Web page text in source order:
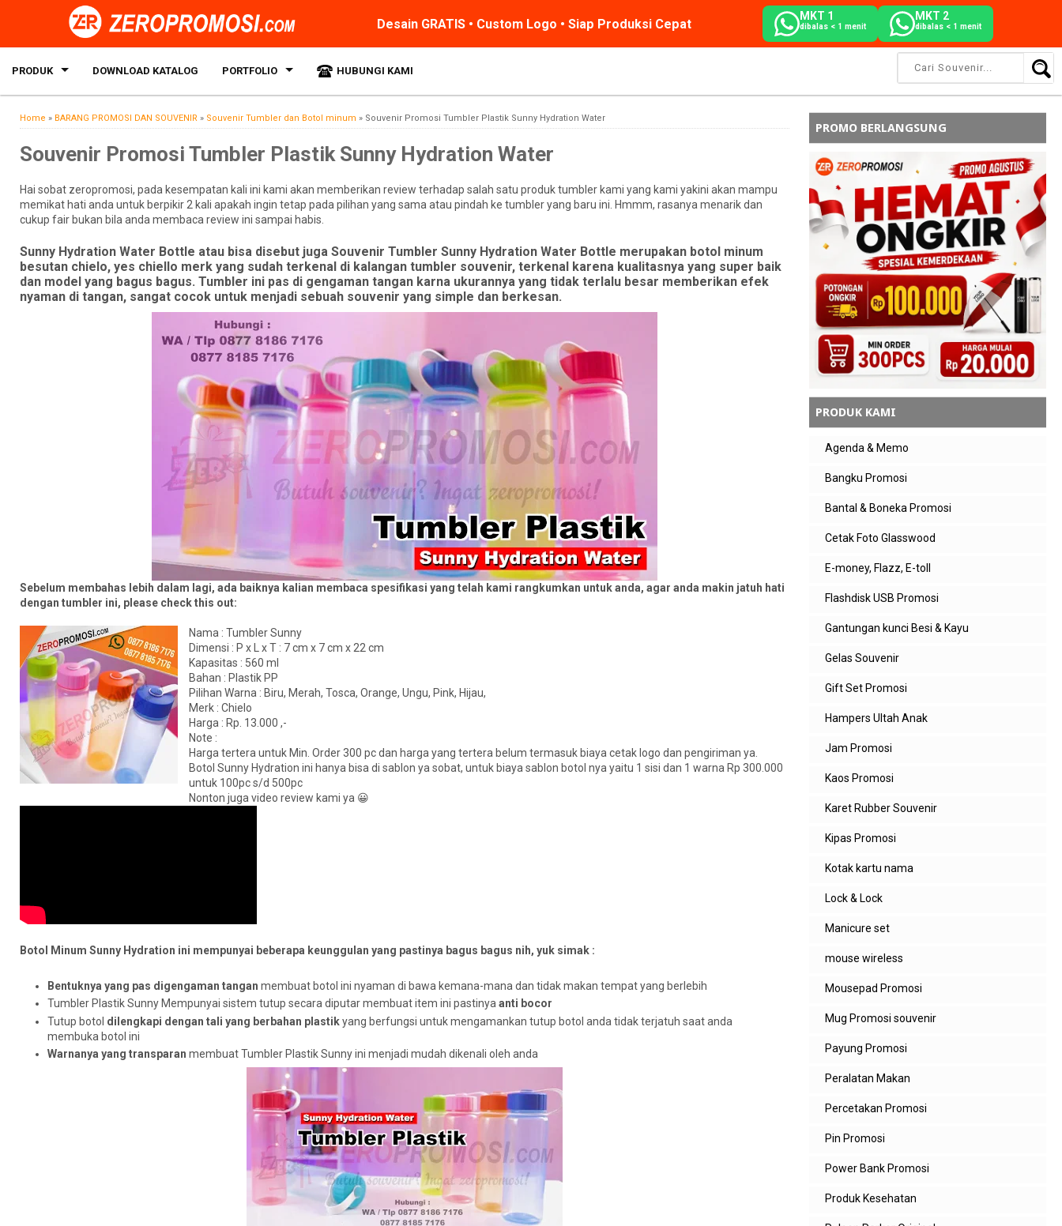
Desain GRATIS • Custom Logo • Siap Produksi Cepat
MKT 1
dibalas < 1 menit
MKT 2
dibalas < 1 menit
PRODUK DOWNLOAD KATALOG PORTFOLIO HUBUNGI KAMI
Home » BARANG PROMOSI DAN SOUVENIR » Souvenir Tumbler dan Botol minum » Souvenir Promosi Tumbler Plastik Sunny Hydration Water
Souvenir Promosi Tumbler Plastik Sunny Hydration Water
Hai sobat zeropromosi, pada kesempatan kali ini kami akan memberikan review terhadap salah satu produk tumbler kami yang kami yakini akan mampu
memikat hati anda untuk berpikir 2 kali apakah ingin tetap pada pilihan yang sama atau pindah ke tumbler yang baru ini. Hmmm, rasanya menarik dan
cukup fair bukan bila anda membaca review ini sampai habis.
Sunny Hydration Water Bottle atau bisa disebut juga Souvenir Tumbler Sunny Hydration Water Bottle merupakan botol minum
besutan chielo, yes chiello merk yang sudah terkenal di kalangan tumbler souvenir, terkenal karena kualitasnya yang super baik
dan model yang bagus bagus. Tumbler ini pas di gengaman tangan karna ukurannya yang tidak terlalu besar memberikan efek
nyaman di tangan, sangat cocok untuk menjadi sebuah souvenir yang simple dan berkesan.
Sebelum membahas lebih dalam lagi, ada baiknya kalian membaca spesifikasi yang telah kami rangkumkan untuk anda, agar anda makin jatuh hati
dengan tumbler ini, please check this out:
Nama : Tumbler Sunny
Dimensi : P x L x T : 7 cm x 7 cm x 22 cm
Kapasitas : 560 ml
Bahan : Plastik PP
Pilihan Warna : Biru, Merah, Tosca, Orange, Ungu, Pink, Hijau,
Merk : Chielo
Harga : Rp. 13.000 ,-
Note :
Harga tertera untuk Min. Order 300 pc dan harga yang tertera belum termasuk biaya cetak logo dan pengiriman ya.
Botol Sunny Hydration ini hanya bisa di sablon ya sobat, untuk biaya sablon botol nya yaitu 1 sisi dan 1 warna Rp 300.000
untuk 100pc s/d 500pc
Nonton juga video review kami ya 😀
Botol Minum Sunny Hydration ini mempunyai beberapa keunggulan yang pastinya bagus bagus nih, yuk simak :
Bentuknya yang pas digengaman tangan membuat botol ini nyaman di bawa kemana-mana dan tidak makan tempat yang berlebih
Tumbler Plastik Sunny Mempunyai sistem tutup secara diputar membuat item ini pastinya anti bocor
Tutup botol dilengkapi dengan tali yang berbahan plastikyang berfungsi untuk mengamankan tutup botol anda tidak terjatuh saat anda
membuka botol ini
Warnanya yang transparan membuat Tumbler Plastik Sunny ini menjadi mudah dikenali oleh anda
PROMO BERLANGSUNG
PRODUK KAMI
Agenda & Memo
Bangku Promosi
Bantal & Boneka Promosi
Cetak Foto Glasswood
E-money, Flazz, E-toll
Flashdisk USB Promosi
Gantungan kunci Besi & Kayu
Gelas Souvenir
Gift Set Promosi
Hampers Ultah Anak
Jam Promosi
Kaos Promosi
Karet Rubber Souvenir
Kipas Promosi
Kotak kartu nama
Lock & Lock
Manicure set
mouse wireless
Mousepad Promosi
Mug Promosi souvenir
Payung Promosi
Peralatan Makan
Percetakan Promosi
Pin Promosi
Power Bank Promosi
Produk Kesehatan